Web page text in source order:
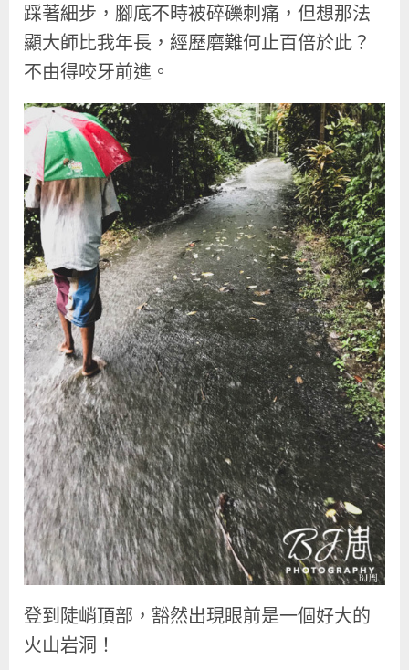
踩著細步，腳底不時被碎礫刺痛，但想那法
顯大師比我年長，經歷磨難何止百倍於此？
不由得咬牙前進。
登到陡峭頂部，豁然出現眼前是一個好大的
火山岩洞！